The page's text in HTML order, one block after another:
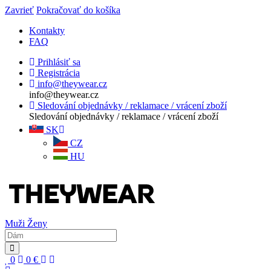
Zavrieť Pokračovať do košíka
Kontakty
FAQ
Prihlásiť sa
Registrácia
info@theywear.cz
info@theywear.cz
Sledování objednávky / reklamace / vrácení zboží
Sledování objednávky / reklamace / vrácení zboží
SK
CZ
HU
Muži Ženy
0 0 €